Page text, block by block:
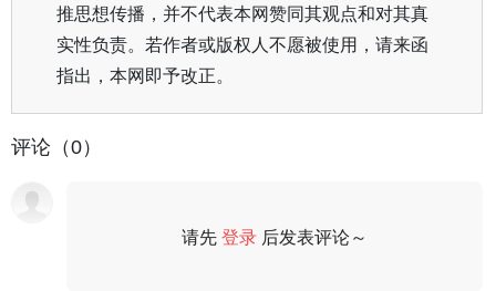
推思想传播，并不代表本网赞同其观点和对其真
实性负责。若作者或版权人不愿被使用，请来函
指出，本网即予改正。
评论（0）
请先登录 后发表评论～